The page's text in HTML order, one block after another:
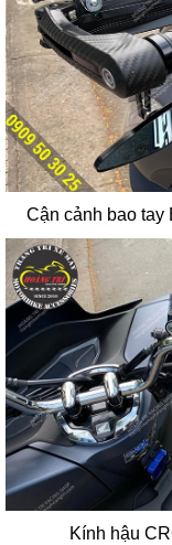
Cận cảnh bao tay
Kính hậu